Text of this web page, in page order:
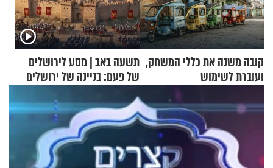
קובה משנה את כללי המשחק,
ועוברת לשימוש
בתלת־אופנועים סולאריים
תשעה באב | מסע לירושלים
של פעם: בניינה של ירושלים